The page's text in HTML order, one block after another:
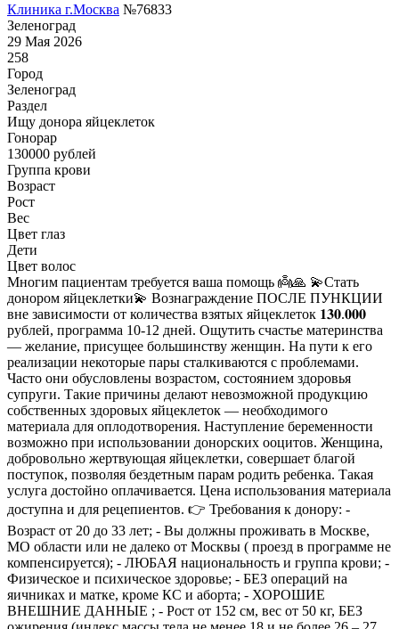
Клиника г.Москва №76833
Зеленоград
29 Мая 2026
258
Город
Зеленоград
Раздел
Ищу донора яйцеклеток
Гонoрар
130000 рублей
Группа крови
Возраст
Рост
Вес
Цвет глаз
Дети
Цвет волос
Многим пациентам требуется ваша помощь 👼🙏 💫Стать
донором яйцеклетки💫 Вознаграждение ПОСЛЕ ПУНКЦИИ
вне зависимости от количества взятых яйцеклеток 𝟏𝟑𝟎.𝟎𝟎𝟎
рублей, программа 10-12 дней. Ощутить счастье материнства
— желание, присущее большинству женщин. На пути к его
реализации некоторые пары сталкиваются с проблемами.
Часто они обусловлены возрастом, состоянием здоровья
супруги. Такие причины делают невозможной продукцию
собственных здоровых яйцеклеток — необходимого
материала для оплодотворения. Наступление беременности
возможно при использовании донорских ооцитов. Женщина,
добровольно жертвующая яйцеклетки, совершает благой
поступок, позволяя бездетным парам родить ребенка. Такая
услуга достойно оплачивается. Цена использования материала
доступна и для рецепиентов. 👉 Требования к донору: -
Возраст от 20 до 33 лет; - Вы должны проживать в Москве,
МО области или не далеко от Москвы ( проезд в программе не
компенсируется); - ЛЮБАЯ национальность и группа крови; -
Физическое и психическое здоровье; - БЕЗ операций на
яичниках и матке, кроме КС и аборта; - ХОРОШИЕ
ВНЕШНИЕ ДАННЫЕ ; - Рост от 152 см, вес от 50 кг, БЕЗ